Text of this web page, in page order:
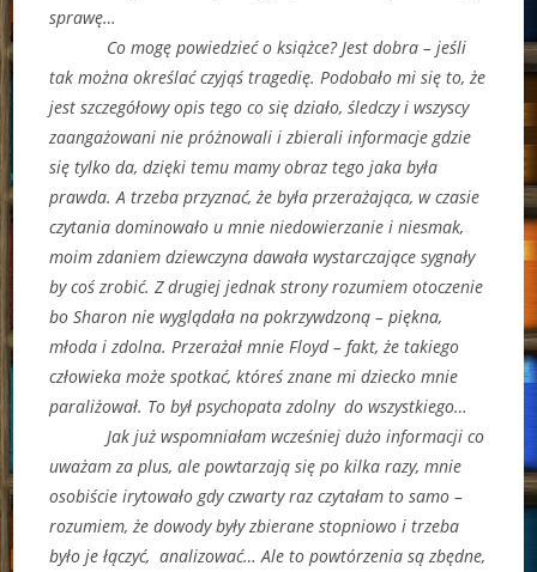
sprawę…
Co mogę powiedzieć o książce? Jest dobra – jeśli
tak można określać czyjąś tragedię. Podobało mi się to, że
jest szczegółowy opis tego co się działo, śledczy i wszyscy
zaangażowani nie próżnowali i zbierali informacje gdzie
się tylko da, dzięki temu mamy obraz tego jaka była
prawda. A trzeba przyznać, że była przerażająca, w czasie
czytania dominowało u mnie niedowierzanie i niesmak,
moim zdaniem dziewczyna dawała wystarczające sygnały
by coś zrobić. Z drugiej jednak strony rozumiem otoczenie
bo Sharon nie wyglądała na pokrzywdzoną – piękna,
młoda i zdolna. Przerażał mnie Floyd – fakt, że takiego
człowieka może spotkać, któreś znane mi dziecko mnie
paraliżował. To był psychopata zdolny do wszystkiego…
Jak już wspomniałam wcześniej dużo informacji co
uważam za plus, ale powtarzają się po kilka razy, mnie
osobiście irytowało gdy czwarty raz czytałam to samo –
rozumiem, że dowody były zbierane stopniowo i trzeba
było je łączyć, analizować… Ale to powtórzenia są zbędne,